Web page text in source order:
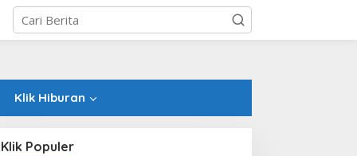
Klik Hiburan
Klik Populer